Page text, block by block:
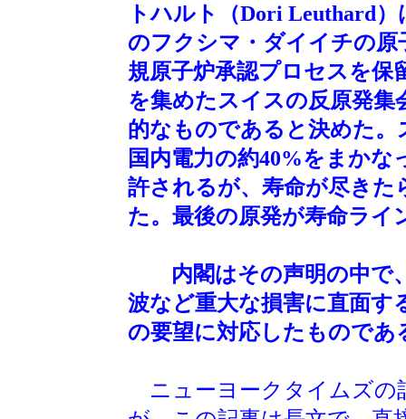
トハルト（Dori Leuthard
のフクシマ・ダイイチの原
規原子炉承認プロセスを保
を集めたスイスの反原発集
的なものであると決めた
国内電力の約40%をまかな
許されるが、寿命が尽きた
た。最後の原発が寿命ライ
内閣はその声明の中で
波など重大な損害に直面す
の要望に対応したものであ
ニューヨークタイムズの